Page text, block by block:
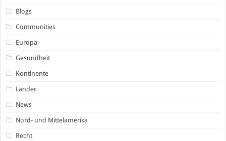
Blogs
Communities
Europa
Gesundheit
Kontinente
Länder
News
Nord- und Mittelamerika
Recht